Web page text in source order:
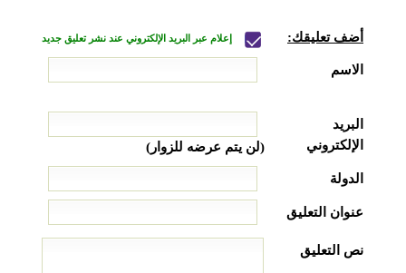
أضف تعليقك: إعلام عبر البريد الإلكتروني عند نشر تعليق جديد
الاسم
البريد
الإلكتروني
(لن يتم عرضه للزوار)
الدولة
عنوان التعليق
نص التعليق